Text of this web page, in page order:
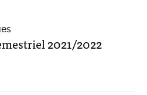
2021/2022